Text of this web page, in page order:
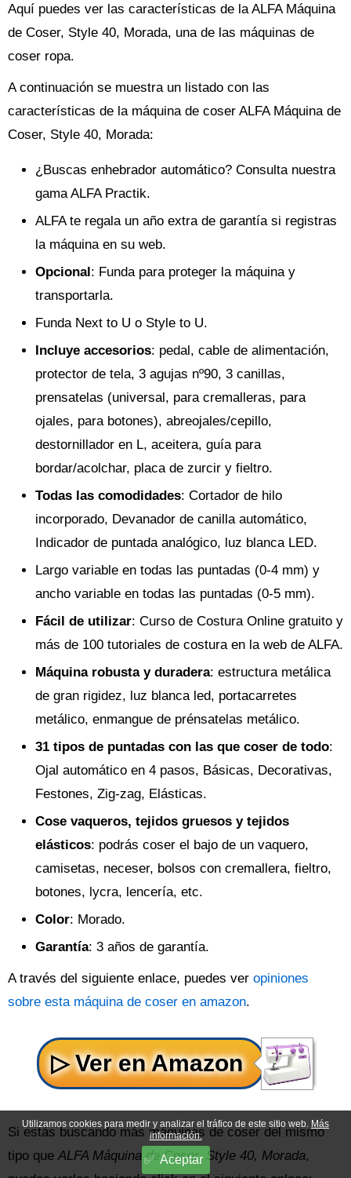
Aquí puedes ver las características de la ALFA Máquina
de Coser, Style 40, Morada, una de las máquinas de
coser ropa.
A continuación se muestra un listado con las
características de la máquina de coser ALFA Máquina de
Coser, Style 40, Morada:
¿Buscas enhebrador automático? Consulta nuestra
gama ALFA Practik.
ALFA te regala un año extra de garantía si registras
la máquina en su web.
Opcional: Funda para proteger la máquina y
transportarla.
Funda Next to U o Style to U.
Incluye accesorios: pedal, cable de alimentación,
protector de tela, 3 agujas nº90, 3 canillas,
prensatelas (universal, para cremalleras, para
ojales, para botones), abreojales/cepillo,
destornillador en L, aceitera, guía para
bordar/acolchar, placa de zurcir y fieltro.
Todas las comodidades: Cortador de hilo
incorporado, Devanador de canilla automático,
Indicador de puntada analógico, luz blanca LED.
Largo variable en todas las puntadas (0-4 mm) y
ancho variable en todas las puntadas (0-5 mm).
Fácil de utilizar: Curso de Costura Online gratuito y
más de 100 tutoriales de costura en la web de ALFA.
Máquina robusta y duradera: estructura metálica
de gran rigidez, luz blanca led, portacarretes
metálico, enmangue de prénsatelas metálico.
31 tipos de puntadas con las que coser de todo:
Ojal automático en 4 pasos, Básicas, Decorativas,
Festones, Zig-zag, Elásticas.
Cose vaqueros, tejidos gruesos y tejidos
elásticos: podrás coser el bajo de un vaquero,
camisetas, neceser, bolsos con cremallera, fieltro,
botones, lycra, lencería, etc.
Color: Morado.
Garantía: 3 años de garantía.
A través del siguiente enlace, puedes ver opiniones
sobre esta máquina de coser en amazon.
Si estás buscando más máquinas de coser del mismo
tipo queALFA Máquina de Coser, Style 40, Morada,
Utilizamos cookies para medir y analizar el tráfico de este sitio web. Más
información.
Aceptar